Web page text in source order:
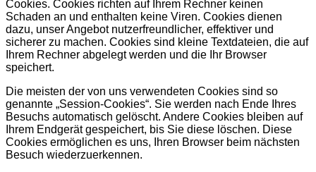
Cookies. Cookies richten auf Ihrem Rechner keinen
Schaden an und enthalten keine Viren. Cookies dienen
dazu, unser Angebot nutzerfreundlicher, effektiver und
sicherer zu machen. Cookies sind kleine Textdateien, die auf
Ihrem Rechner abgelegt werden und die Ihr Browser
speichert.
Die meisten der von uns verwendeten Cookies sind so
genannte „Session-Cookies“. Sie werden nach Ende Ihres
Besuchs automatisch gelöscht. Andere Cookies bleiben auf
Ihrem Endgerät gespeichert, bis Sie diese löschen. Diese
Cookies ermöglichen es uns, Ihren Browser beim nächsten
Besuch wiederzuerkennen.